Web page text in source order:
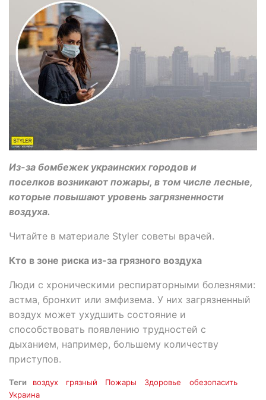
Из-за бомбежек украинских городов и
поселков возникают пожары, в том числе лесные,
которые повышают уровень загрязненности
воздуха.
Читайте в материале Styler советы врачей.
Кто в зоне риска из-за грязного воздуха
Люди с хроническими респираторными болезнями:
астма, бронхит или эмфизема. У них загрязненный
воздух может ухудшить состояние и
способствовать появлению трудностей с
дыханием, например, большему количеству
приступов.
Теги воздух грязный Пожары Здоровье
обезопасить
Украина